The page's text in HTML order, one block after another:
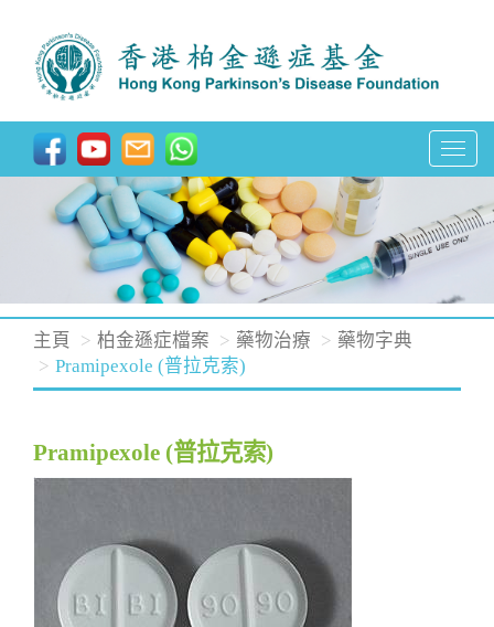
T
o
g
g
e
v
主頁 柏金遜症檔案 藥物治療
藥物字典
Pramipexole (普拉克索)
Pramipexole (普拉克索)